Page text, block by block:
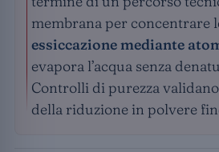
membrana per concentrare
essiccazione mediante
evapora l’acqua senza
Controlli di purezza
della riduzione in polvere